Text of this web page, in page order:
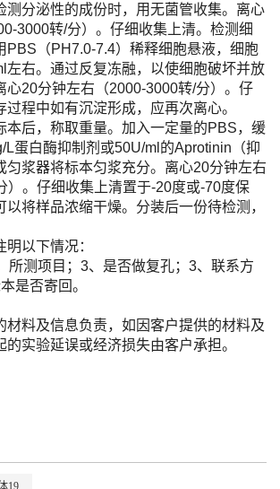
测分泌性的成份时，用无菌管收集。离心
3000转/分）。仔细收集上清。检测细
PBS（PH7.0-7.4）稀释细胞悬液，细胞
左右。通过反复冻融，以使细胞破坏并放
心20分钟左右（2000-3000转/分）。仔
程中如有沉淀形成，应再次离心。
本后，称取重量。加入一定量的PBS，缓
L蛋白酶抑制剂或50U/ml的Aprotinin（抑
匀浆器将标本匀浆充分。离心20分钟左右
）。仔细收集上清置于-20度或-70度保
将样品浓缩干燥。分装后一份待检测，
以下情况：
所测项目；3、是否做复孔；3、联系方
是否寄回。
材料及信息负责，如因客户提供的材料及
实验延误或经济损失由客户承担。